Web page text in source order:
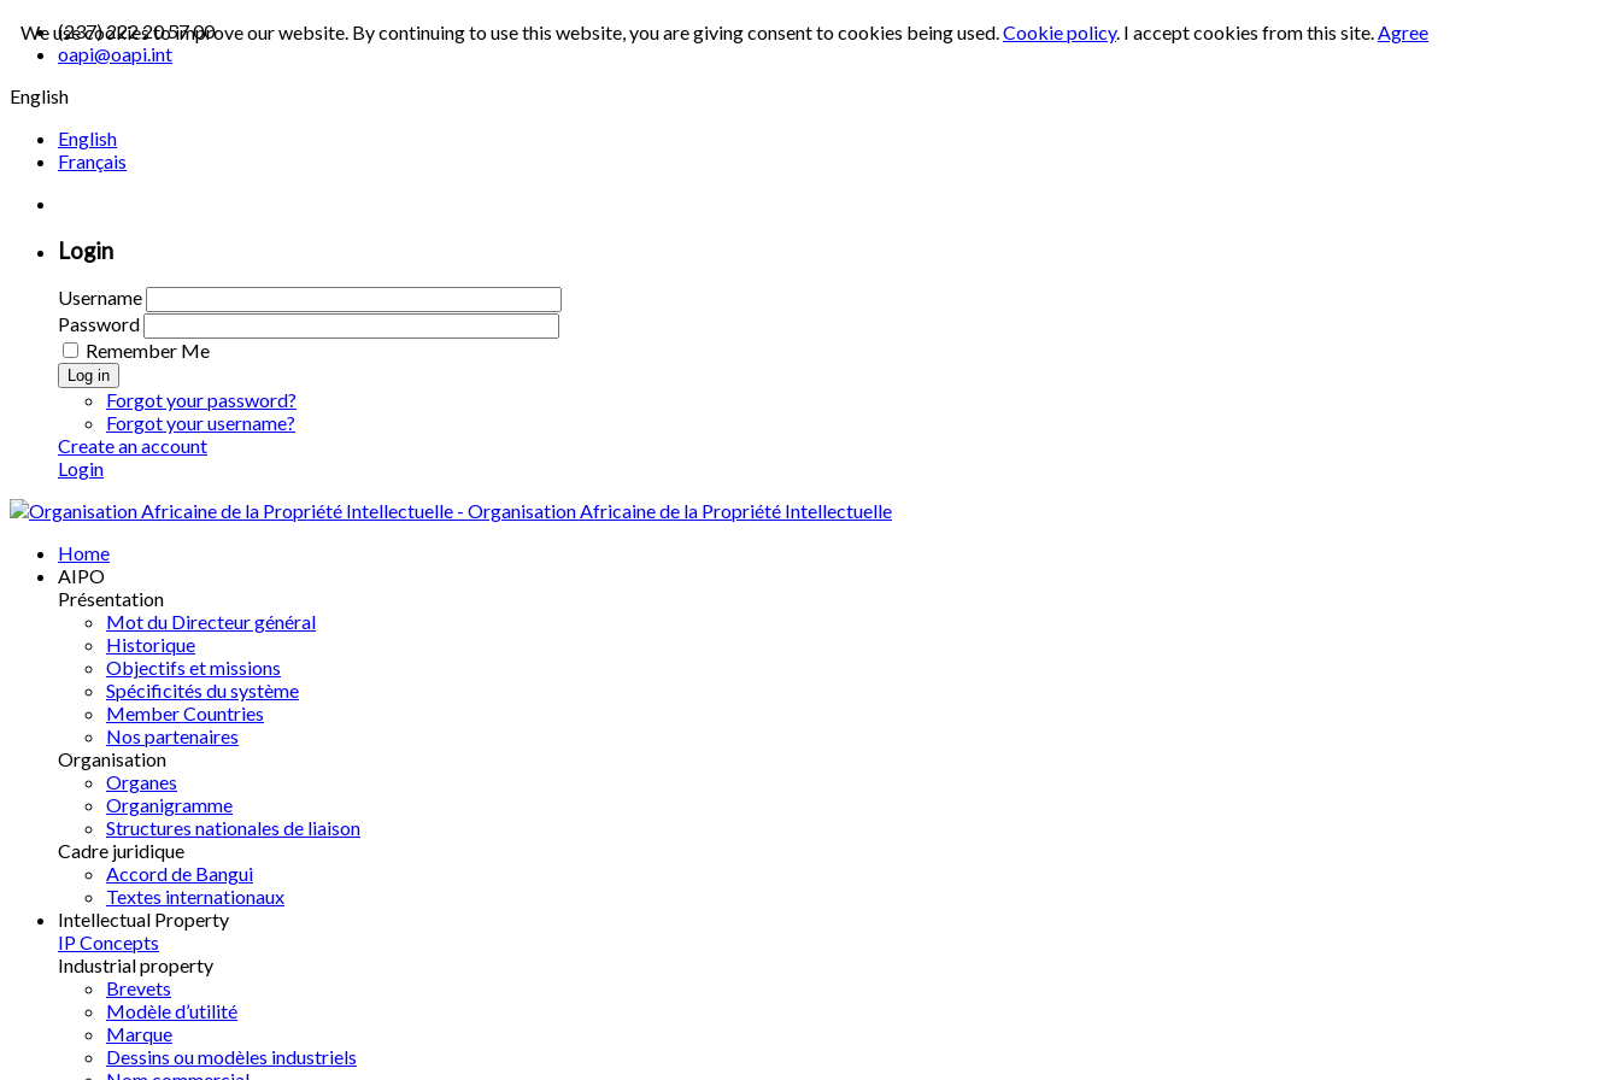
(237) 222 20 57 00
oapi@oapi.int
English
English
Français
Login
Username
Password
Remember Me
Log in
Forgot your password?
Forgot your username?
Create an account
Login
Home
AIPO
Présentation
Mot du Directeur général
Historique
Objectifs et missions
Spécificités du système
Member Countries
Nos partenaires
Organisation
Organes
Organigramme
Structures nationales de liaison
Cadre juridique
Accord de Bangui
Textes internationaux
Intellectual Property
IP Concepts
Industrial property
Brevets
Modèle d’utilité
Marque
Dessins ou modèles industriels
We use cookies to improve our website. By continuing to use this website, you are giving consent to cookies being used.Cookie policy. I accept cookies from this site.Agree